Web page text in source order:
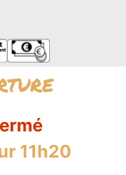
11h20